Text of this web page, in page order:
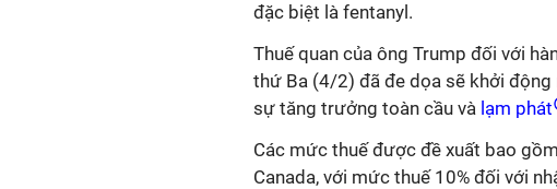
đặc biệt là fentanyl.
Thuế quan của ông Trump đối với
thứ Ba (4/2) đã đe dọa sẽ khởi
sự tăng trưởng toàn cầu và lạm phát
Các mức thuế được đề xuất bao
Canada, với mức thuế 10% đối với